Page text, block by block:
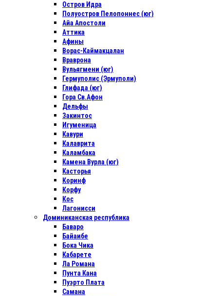
Остров Идра
Полуостров Пелопоннес (юг)
Айа Апостоли
Аттика
Афины
Ворас-Каймакцалан
Враврона
Вульягмени (юг)
Гермуполис (Эрмуполи)
Глифада (юг)
Гора Св.Афон
Дельфы
Закинтос
Игуменица
Кавури
Калаврита
Каламбака
Камена Вурла (юг)
Касторья
Коринф
Корфу
Кос
Лагонисси
Доминиканская республика
Баваро
Байаибе
Бока Чика
Кабарете
Ла Романа
Пунта Кана
Пуэрто Плата
Самана